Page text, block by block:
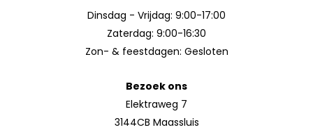
Dinsdag - Vrijdag: 9:00-17:00
Zaterdag: 9:00-16:30
Zon- & feestdagen: Gesloten
Bezoek ons
Elektraweg 7
3144CB Maassluis